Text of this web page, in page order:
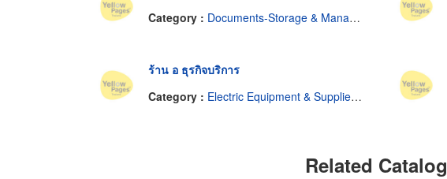
Category : Documents-Storage & Management
ร้าน อ ธุรกิจบริการ
Category : Electric Equipment & Supplies-Retail
Related Catalog